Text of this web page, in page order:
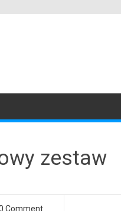
zestaw
Comment